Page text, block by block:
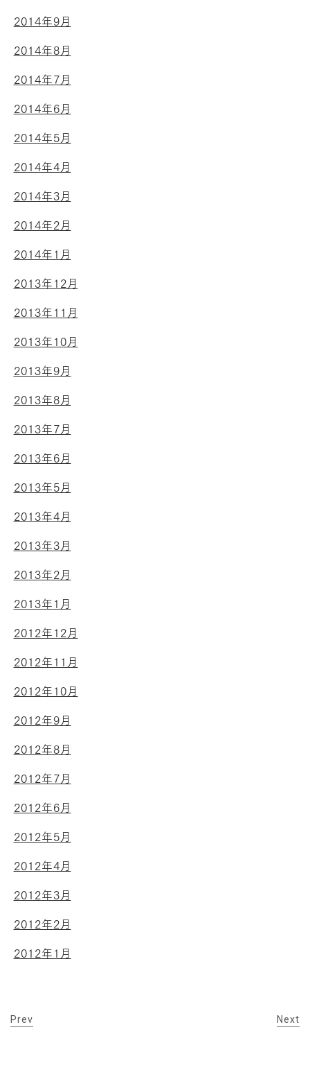
2014年9月
2014年8月
2014年7月
2014年6月
2014年5月
2014年4月
2014年3月
2014年2月
2014年1月
2013年12月
2013年11月
2013年10月
2013年9月
2013年8月
2013年7月
2013年6月
2013年5月
2013年4月
2013年3月
2013年2月
2013年1月
2012年12月
2012年11月
2012年10月
2012年9月
2012年8月
2012年7月
2012年6月
2012年5月
2012年4月
2012年3月
2012年2月
2012年1月
Prev Next